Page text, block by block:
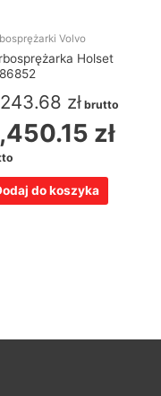
Volvo
Holset
zł brutto
zł
do koszyka